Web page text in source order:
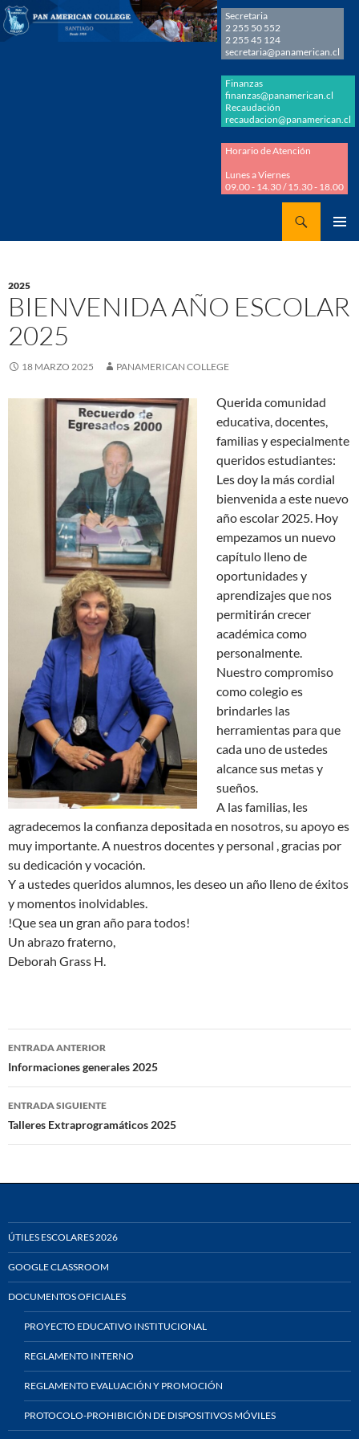
Secretaria
2 255 50 552
2 255 45 124
secretaria@panamerican.cl
Finanzas
finanzas@panamerican.cl
Recaudación
recaudacion@panamerican.cl
Horario de Atención
Lunes a Viernes
09.00 - 14.30 / 15.30 - 18.00
2025
BIENVENIDA AÑO ESCOLAR
2025
18 MARZO 2025 PANAMERICAN COLLEGE
Querida comunidad
educativa, docentes,
familias y especialmente
queridos estudiantes:
Les doy la más cordial
bienvenida a este nuevo
año escolar 2025. Hoy
empezamos un nuevo
capítulo lleno de
oportunidades y
aprendizajes que nos
permitirán crecer
académica como
personalmente.
Nuestro compromiso
como colegio es
brindarles las
herramientas para que
cada uno de ustedes
alcance sus metas y
sueños.
A las familias, les
agradecemos la confianza depositada en nosotros, su apoyo es
muy importante. A nuestros docentes y personal , gracias por
su dedicación y vocación.
Y a ustedes queridos alumnos, les deseo un año lleno de éxitos
y momentos inolvidables.
!Que sea un gran año para todos!
Un abrazo fraterno,
Deborah Grass H.
Navegación
de
entradas
ENTRADA ANTERIOR
Informaciones generales 2025
ENTRADA SIGUIENTE
Talleres Extraprogramáticos 2025
ÚTILES ESCOLARES 2026
GOOGLE CLASSROOM
DOCUMENTOS OFICIALES
PROYECTO EDUCATIVO INSTITUCIONAL
REGLAMENTO INTERNO
REGLAMENTO EVALUACIÓN Y PROMOCIÓN
PROTOCOLO-PROHIBICIÓN DE DISPOSITIVOS MÓVILES